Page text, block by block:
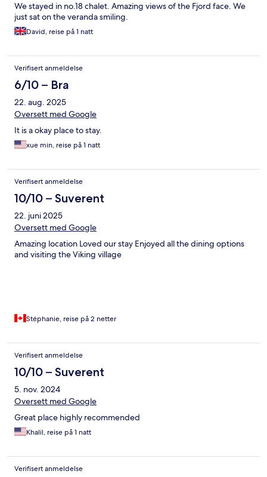
We stayed in no.18 chalet. Amazing views of the Fjord face. We
just sat on the veranda smiling.
David, reise på 1 natt
Verifisert anmeldelse
6/10 – Bra
22. aug. 2025
Oversett med Google
It is a okay place to stay.
xue min, reise på 1 natt
Verifisert anmeldelse
10/10 – Suverent
22. juni 2025
Oversett med Google
Amazing location Loved our stay Enjoyed all the dining options
and visiting the Viking village
Stéphanie, reise på 2 netter
Verifisert anmeldelse
10/10 – Suverent
5. nov. 2024
Oversett med Google
Great place highly recommended
Khalil, reise på 1 natt
Verifisert anmeldelse